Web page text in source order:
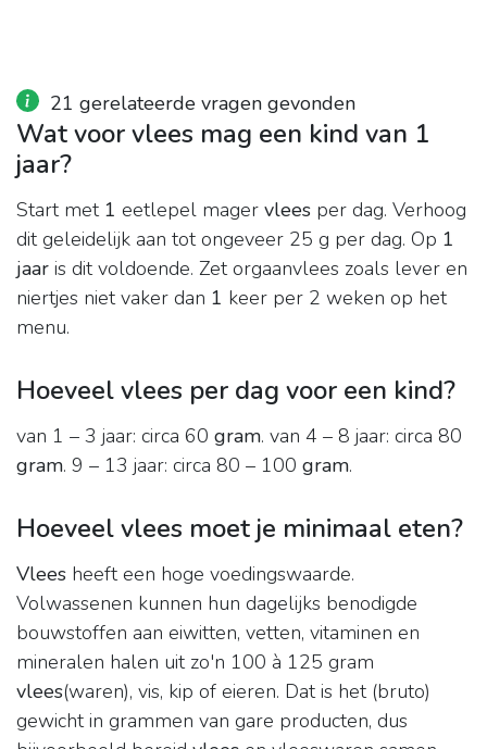
21 gerelateerde vragen gevonden
Wat voor vlees mag een kind van 1
jaar?
Start met 1 eetlepel mager vlees per dag. Verhoog
dit geleidelijk aan tot ongeveer 25 g per dag. Op 1
jaar is dit voldoende. Zet orgaanvlees zoals lever en
niertjes niet vaker dan 1 keer per 2 weken op het
menu.
Hoeveel vlees per dag voor een kind?
van 1 – 3 jaar: circa 60 gram. van 4 – 8 jaar: circa 80
gram. 9 – 13 jaar: circa 80 – 100 gram.
Hoeveel vlees moet je minimaal eten?
Vlees heeft een hoge voedingswaarde.
Volwassenen kunnen hun dagelijks benodigde
bouwstoffen aan eiwitten, vetten, vitaminen en
mineralen halen uit zo'n 100 à 125 gram
vlees(waren), vis, kip of eieren. Dat is het (bruto)
gewicht in grammen van gare producten, dus